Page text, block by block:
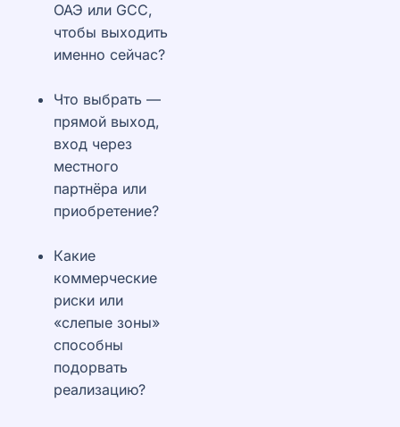
ОАЭ или GCC,
чтобы выходить
именно сейчас?
Что выбрать —
прямой выход,
вход через
местного
партнёра или
приобретение?
Какие
коммерческие
риски или
«слепые зоны»
способны
подорвать
реализацию?